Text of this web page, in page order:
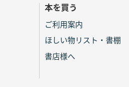
本を買う
ご利用案内
ほしい物リスト・書棚
書店様へ